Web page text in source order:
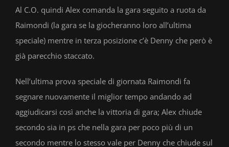
Al C.O. quindi Alex comanda la gara seguito a ruota da
Raimondi (la gara se la giocheranno loro all’ultima
speciale) mentre in terza posizione c’è Denny che però è
già parecchio staccato.
Nell’ultima prova speciale di giornata Raimondi fa
segnare nuovamente il miglior tempo andando ad
aggiudicarsi così anche la vittoria di gara; Alex chiude
secondo sia in ps che nella gara per poco più di un
secondo mentre lo stesso vale per Denny che chiude sul